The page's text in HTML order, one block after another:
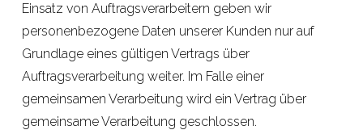
Einsatz von Auftragsverarbeitern geben wir
personenbezogene Daten unserer Kunden nur auf
Grundlage eines gültigen Vertrags über
Auftragsverarbeitung weiter. Im Falle einer
gemeinsamen Verarbeitung wird ein Vertrag über
gemeinsame Verarbeitung geschlossen.